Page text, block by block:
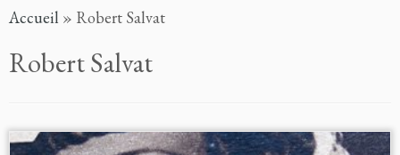
toAccueil » Robert Salvat
Robert Salvat